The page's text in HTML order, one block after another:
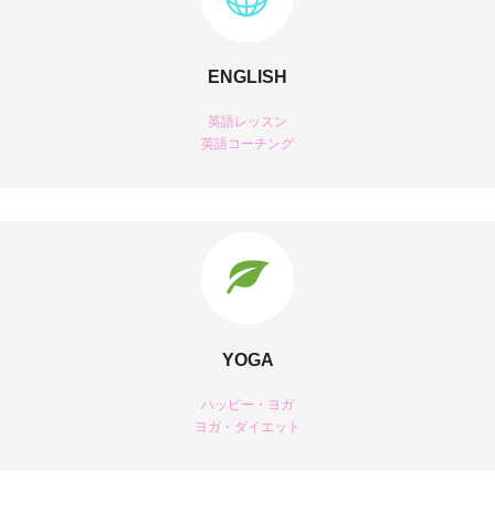
ENGLISH
英語レッスン
英語コーチング
YOGA
ハッピー・ヨガ
ヨガ・ダイエット